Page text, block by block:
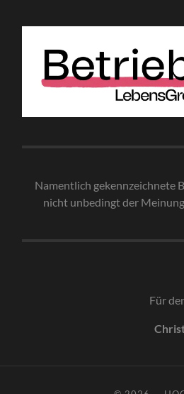
Namentlich gekennzeichnete
nicht unbedingt der
Für